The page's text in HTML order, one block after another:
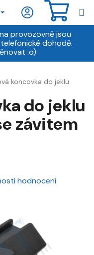
provozovně jsou
dohodě.
:o)
koncovka do jeklu
do jeklu
závitem
hodnocení